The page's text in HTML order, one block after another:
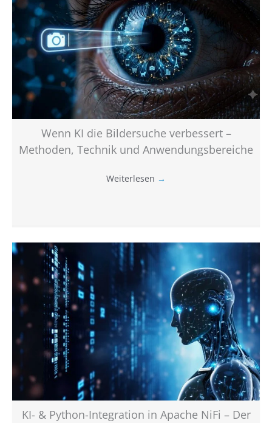
Wenn KI die Bildersuche verbessert –
Methoden, Technik und Anwendungsbereiche
Weiterlesen →
KI- & Python-Integration in Apache NiFi – Der